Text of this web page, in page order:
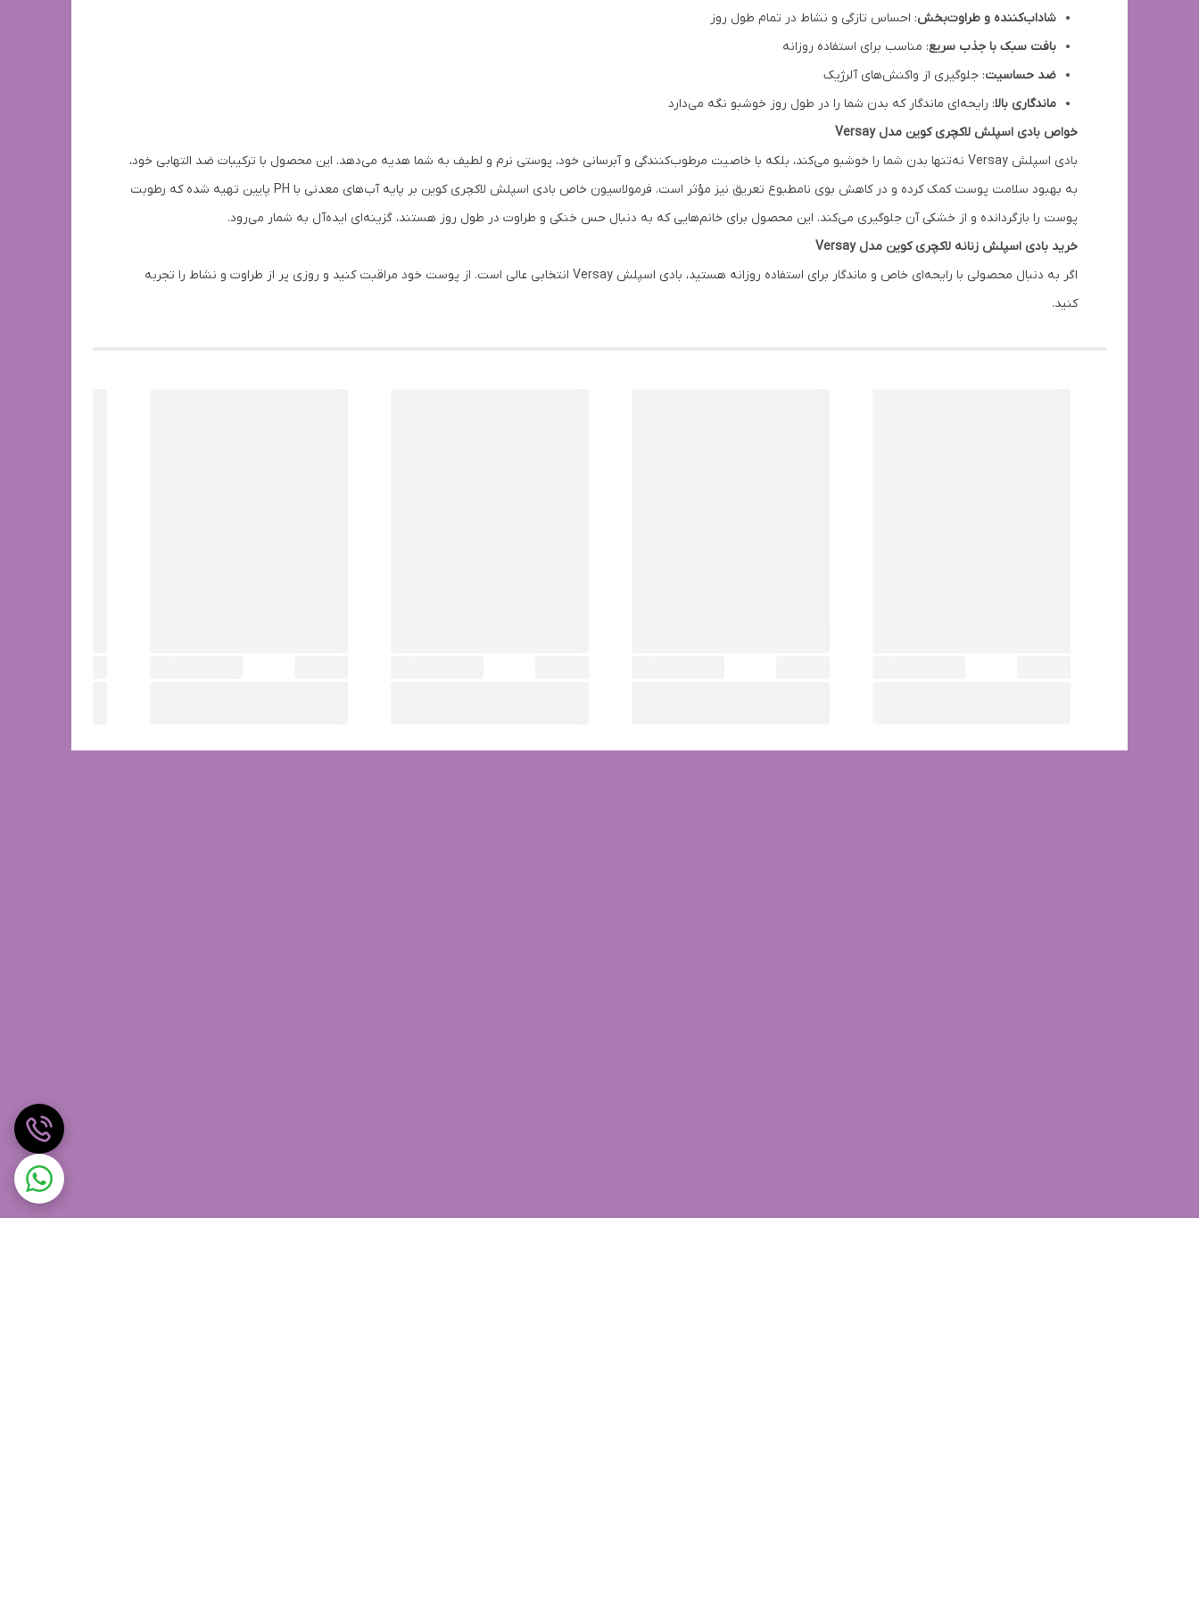
شاداب‌کننده و طراوت‌بخش: احساس تازگی و نشاط در تمام طول روز
بافت سبک با جذب سریع: مناسب برای استفاده روزانه
ضد حساسیت: جلوگیری از واکنش‌های آلرژیک
ماندگاری بالا: رایحه‌ای ماندگار که بدن شما را در طول روز خوشبو نگه می‌دارد
خواص بادی اسپلش لاکچری کوین مدل Versay
بادی اسپلش Versay نه‌تنها بدن شما را خوشبو می‌کند، بلکه با خاصیت مرطوب‌کنندگی و آبرسانی خود، پوستی نرم و لطیف به شما هدیه می‌دهد. این محصول با ترکیبات ضد التهابی خود،
به بهبود سلامت پوست کمک کرده و در کاهش بوی نامطبوع تعریق نیز مؤثر است. فرمولاسیون خاص بادی اسپلش لاکچری کوین بر پایه آب‌های معدنی با PH پایین تهیه شده که رطوبت
پوست را بازگردانده و از خشکی آن جلوگیری می‌کند. این محصول برای خانم‌هایی که به دنبال حس خنکی و طراوت در طول روز هستند، گزینه‌ای ایده‌آل به شمار می‌رود.
خرید بادی اسپلش زنانه لاکچری کوین مدل Versay
اگر به دنبال محصولی با رایحه‌ای خاص و ماندگار برای استفاده روزانه هستید، بادی اسپلش Versay انتخابی عالی است. از پوست خود مراقبت کنید و روزی پر از طراوت و نشاط را تجربه
کنید.